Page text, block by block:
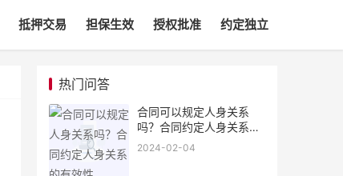
抵押交易 担保生效 授权批准 约定独立
热门问答
合同可以规定人身关系
吗？合同约定人身关系的
有效性
2024-02-04